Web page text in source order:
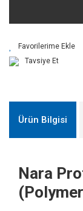
Tavsiye Et
Ürün Bilgisi
Nara